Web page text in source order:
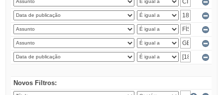
Novos Filtros: